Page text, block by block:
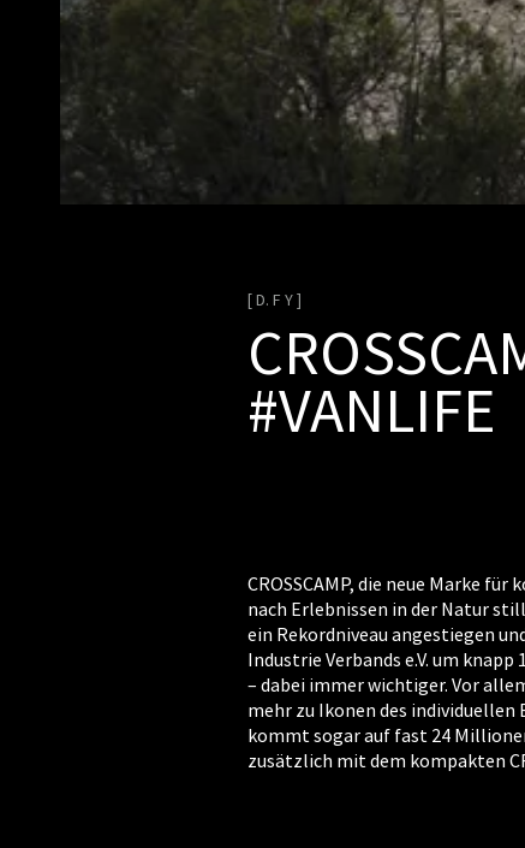
[ D. F Y ]
#VANLIFE
CROSSCAMP, die neue Marke
nach Erlebnissen in der Natur
ein Rekordniveau angestiegen
Industrie Verbands e.V. um
– dabei immer wichtiger. Vor
mehr zu Ikonen des
kommt sogar auf fast 24
zusätzlich mit dem kompakten